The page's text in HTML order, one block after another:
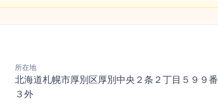
所在地
北海道札幌市厚別区厚別中央２条２丁目５９９番
３外